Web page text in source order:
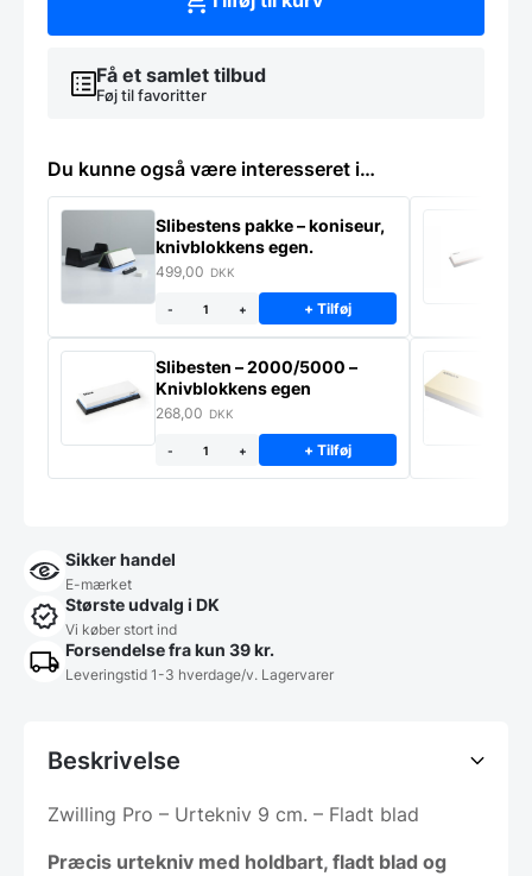
Få et samlet tilbud
Føj til favoritter
Du kunne også være interesseret i…
Slibestens pakke – koniseur,
knivblokkens egen.
499,00 DKK
- + + Tilføj
Slibesten – 2000/5000 –
Knivblokkens egen
268,00 DKK
- + + Tilføj
Sikker handel
E-mærket
Største udvalg i DK
Vi køber stort ind
Forsendelse fra kun 39 kr.
Leveringstid 1-3 hverdage/v. Lagervarer
Beskrivelse
Zwilling Pro – Urtekniv 9 cm. – Fladt blad
Præcis urtekniv med holdbart, fladt blad og